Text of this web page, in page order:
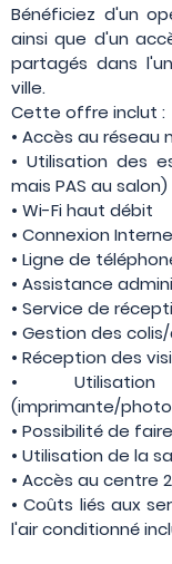
Bénéficiez d'un
ainsi que d'un
partagés dans
ville.
Cette offre inclut :
• Accès au réseau
• Utilisation des
mais PAS au salon)
• Wi-Fi haut débit
• Connexion
• Ligne de
• Assistance
• Service de
• Gestion des
• Réception des
•
(imprimante/
• Possibilité de
• Utilisation de la
• Accès au centre
• Coûts liés aux
l'air conditionné